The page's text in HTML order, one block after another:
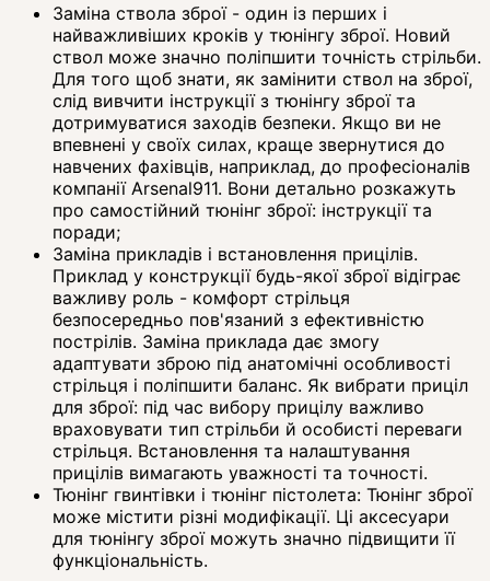
Заміна ствола зброї - один із перших і
найважливіших кроків у тюнінгу зброї. Новий
ствол може значно поліпшити точність стрільби.
Для того щоб знати, як замінити ствол на зброї,
слід вивчити інструкції з тюнінгу зброї та
дотримуватися заходів безпеки. Якщо ви не
впевнені у своїх силах, краще звернутися до
навчених фахівців, наприклад, до професіоналів
компанії Arsenal911. Вони детально розкажуть
про самостійний тюнінг зброї: інструкції та
поради;
Заміна прикладів і встановлення прицілів.
Приклад у конструкції будь-якої зброї відіграє
важливу роль - комфорт стрільця
безпосередньо пов'язаний з ефективністю
пострілів. Заміна приклада дає змогу
адаптувати зброю під анатомічні особливості
стрільця і поліпшити баланс. Як вибрати приціл
для зброї: під час вибору прицілу важливо
враховувати тип стрільби й особисті переваги
стрільця. Встановлення та налаштування
прицілів вимагають уважності та точності.
Тюнінг гвинтівки і тюнінг пістолета: Тюнінг зброї
може містити різні модифікації. Ці аксесуари
для тюнінгу зброї можуть значно підвищити її
функціональність.